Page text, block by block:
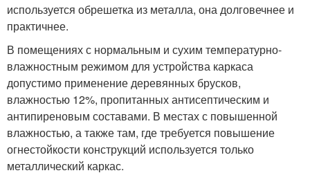
используется обрешетка из металла, она долговечнее и
практичнее.
В помещениях с нормальным и сухим температурно-
влажностным режимом для устройства каркаса
допустимо применение деревянных брусков,
влажностью 12%, пропитанных антисептическим и
антипиреновым составами. В местах с повышенной
влажностью, а также там, где требуется повышение
огнестойкости конструкций используется только
металлический каркас.